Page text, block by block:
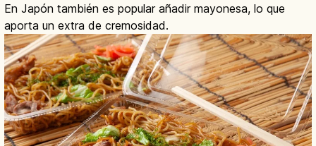
En Japón también es popular añadir mayonesa, lo que
aporta un extra de cremosidad.